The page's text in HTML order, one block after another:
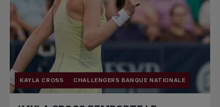
KAYLA CROSS CHALLENGERS BANQUE NATIONALE